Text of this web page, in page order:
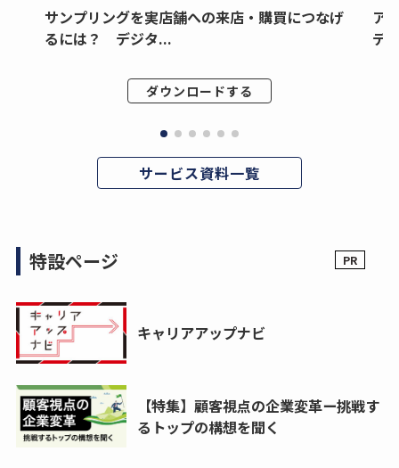
サンプリングを実店舗への来店・購買につなげ
るには？ デジタ...
ダウンロードする
ア
デ
サービス資料一覧
特設ページ
キャリアアップナビ
【特集】顧客視点の企業変革ー挑戦す
るトップの構想を聞く